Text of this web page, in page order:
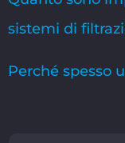
sistemi di
Perché spesso